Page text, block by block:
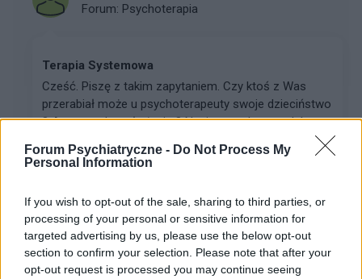
Forum Psychiatryczne - Do Not Process My
Personal Information
If you wish to opt-out of the sale, sharing to third parties, or
processing of your personal or sensitive information for
targeted advertising by us, please use the below opt-out
section to confirm your selection. Please note that after your
opt-out request is processed you may continue seeing
Forum: Psychoterapia
Terapia Systemowa
Cześć. Piszę z takim zapytaniem. Czy ktoś z Was
przerabiał może u psychoterapeuty swoje dzieciństwo
? A potem dorosłe życie ? Napiszę po krotce: Jako
częst...
kingaaa89
Forum:Kółko wsparcia psychicznego